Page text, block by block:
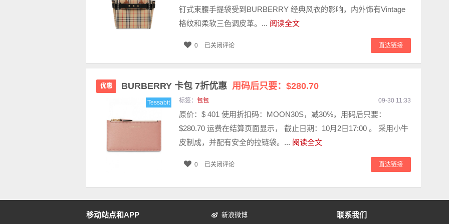
钉式束腰手提袋受到BURBERRY 经典风衣的影响，内外饰有Vintage
格纹和柔软三色调皮革。... 阅读全文
直达链接
0 已关闭评论
优惠 BURBERRY 卡包 7折优惠 用码后只要：$280.70
Tessabit 标签： 包包 09-30 11:33
原价：$ 401 使用折扣码：MOON30S，减30%，用码后只要：
$280.70 运费在结算页面显示， 截止日期：10月2日17:00 。 采用小牛
皮制成，并配有安全的拉链袋。... 阅读全文
直达链接
0 已关闭评论
移动站点和APP 新浪微博 联系我们